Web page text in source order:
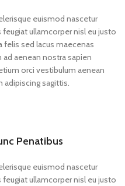
euismod nascetur
ullamcorper nisl eu justo
felis sed lacus maecenas
aenean nostra sapien
orci vestibulum aenean
sagittis.
Penatibus
euismod nascetur
ullamcorper nisl eu justo